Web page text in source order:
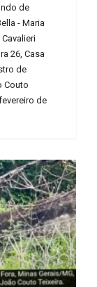
de
- Maria
26, Casa
de
Couto
de